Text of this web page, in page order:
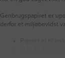
Genbrugspapiret er
derfor et miljøbevidst